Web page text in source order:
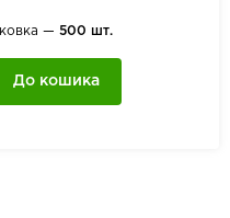
— 500 шт.
До кошика